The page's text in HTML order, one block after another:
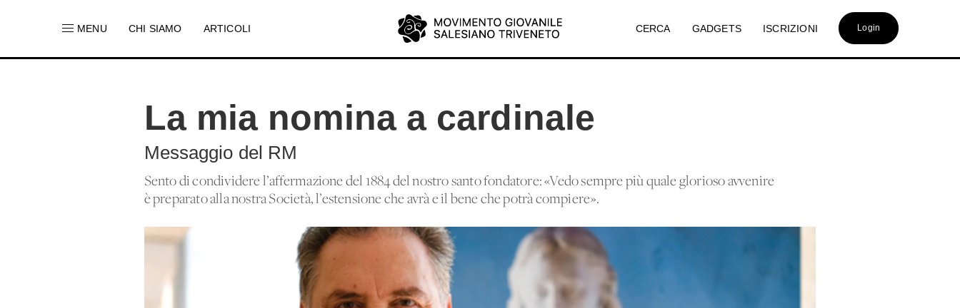
MENU CHI SIAMO ARTICOLI CERCA GADGETS ISCRIZIONI Login
La mia nomina a cardinale
Messaggio del RM
Sento di condividere l’affermazione del 1884 del nostro santo fondatore: «Vedo sempre più quale glorioso avvenire
è preparato alla nostra Società, l’estensione che avrà e il bene che potrà compiere».